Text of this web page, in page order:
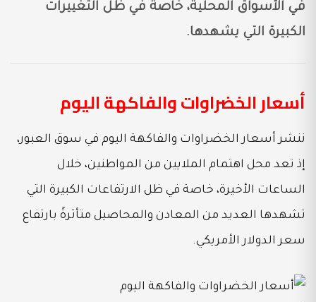
في الأسواق المحلية، خاصة في ظل التغييرات
الكبيرة التي يشهدها.
أسعار الخضراوات والفاكهة اليوم
ننشر أسعار الخضراوات والفاكهة اليوم في سوق العبور،
إذ تعد محل اهتمام الملايين من المواطنين، خلال
الساعات الأخيرة، خاصة في ظل الارتفاعات الكبيرة التي
تشهدها العديد من المعادن والمحاصيل متأثرةً بارتفاع
سعر الدولار الأمريكي.